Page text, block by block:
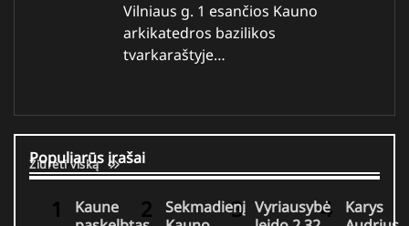
Vilniaus g. 1 esančios Kauno
arkikatedros bazilikos
tvarkaraštyje…
Populiarūs įrašai
Žiūrėti viską
Kaune
Sekmadienį Vyriausybė
Karys